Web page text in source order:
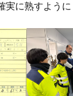
実に熟すように